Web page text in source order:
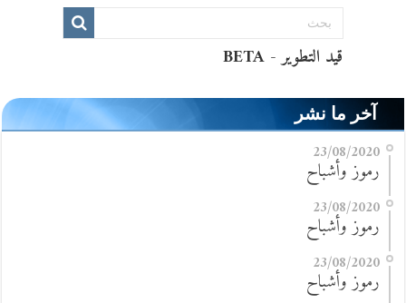
آخر ما نشر
23/08/2020
رموز وأشباح
23/08/2020
رموز وأشباح
23/08/2020
رموز وأشباح